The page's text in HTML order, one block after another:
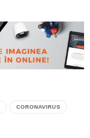
CORONAVIRUS